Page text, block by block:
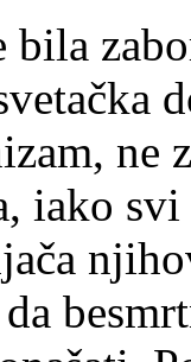
bila
ne
iako